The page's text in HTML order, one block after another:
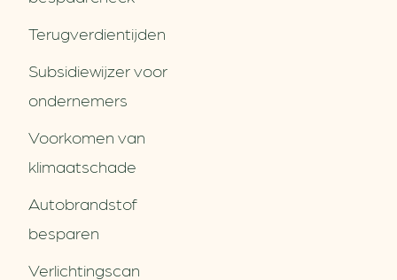
Terugverdien­tijden
Subsidiewijzer voor
ondernemers
Voorkomen van
klimaatschade
Autobrandstof
besparen
Verlichtingscan